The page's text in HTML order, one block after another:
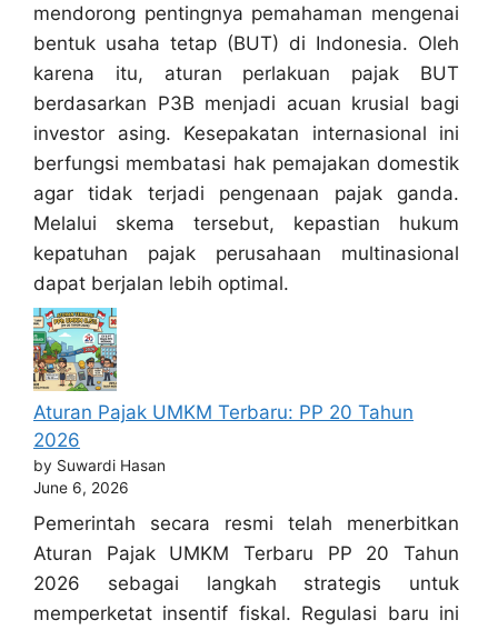
mendorong pentingnya pemahaman mengenai
bentuk usaha tetap (BUT) di Indonesia. Oleh
karena itu, aturan perlakuan pajak BUT
berdasarkan P3B menjadi acuan krusial bagi
investor asing. Kesepakatan internasional ini
berfungsi membatasi hak pemajakan domestik
agar tidak terjadi pengenaan pajak ganda.
Melalui skema tersebut, kepastian hukum
kepatuhan pajak perusahaan multinasional
dapat berjalan lebih optimal.
Aturan Pajak UMKM Terbaru: PP 20 Tahun
2026
by Suwardi Hasan
June 6, 2026
Pemerintah secara resmi telah menerbitkan
Aturan Pajak UMKM Terbaru PP 20 Tahun
2026 sebagai langkah strategis untuk
memperketat insentif fiskal. Regulasi baru ini